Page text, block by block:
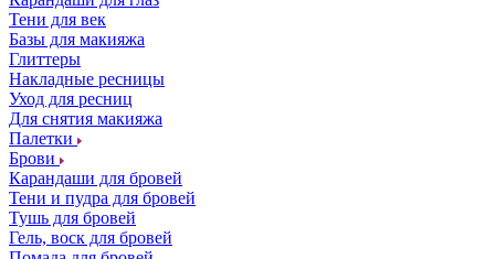
Тени для век
Базы для макияжа
Глиттеры
Накладные ресницы
Уход для ресниц
Для снятия макияжа
Палетки
Брови
Карандаши для бровей
Тени и пудра для бровей
Тушь для бровей
Гель, воск для бровей